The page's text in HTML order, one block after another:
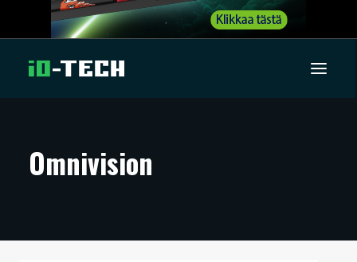
ARTIKKELIT
TECHBBS
Omnivision